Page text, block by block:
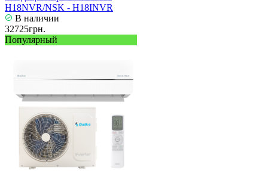
H18NVR/NSK - H18INVR
В наличии
32725грн.
Популярный